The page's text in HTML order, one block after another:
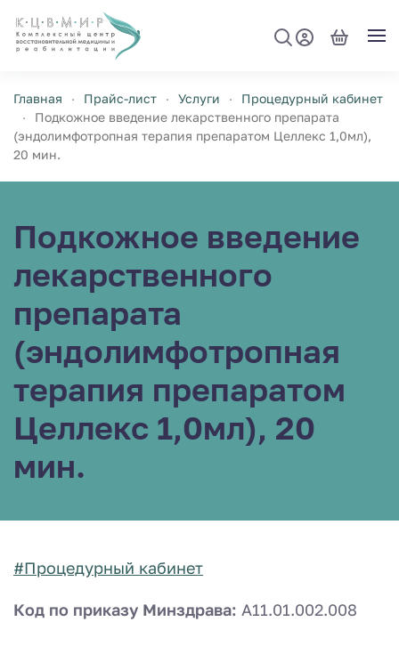
Перейти к содержимому
Главная Прайс-лист Услуги
Процедурный кабинет
Подкожное введение лекарственного препарата
(эндолимфотропная терапия препаратом Целлекс 1,0мл),
20 мин.
Подкожное введение
лекарственного
препарата
(эндолимфотропная
терапия препаратом
Целлекс 1,0мл), 20
мин.
#Процедурный кабинет
Код по приказу Минздрава: A11.01.002.008